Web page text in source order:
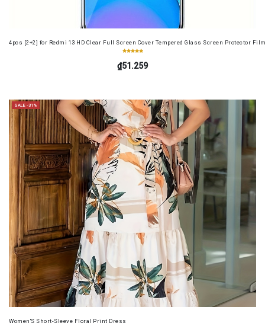
4pcs [2+2] for Redmi 13 HD Clear Full Screen Cover Tempered Glass Screen Protector
₫51.259
SALE -31%
Women'S Short-Sleeve Floral Print Dress